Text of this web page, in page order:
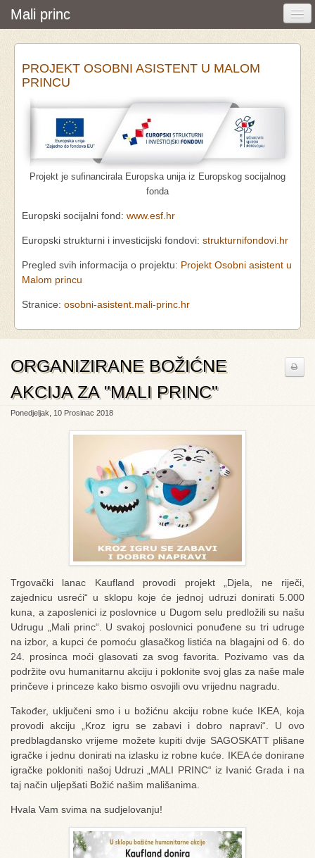
Mali princ
Početna
Vijesti i događanja
Udruga
Pretraživanje
PROJEKT OSOBNI ASISTENT U MALOM
PRINCU
Projekt je sufinancirala Europska unija iz Europskog socijalnog
fonda
Europski socijalni fond: www.esf.hr
Europski strukturni i investicijski fondovi: strukturnifondovi.hr
Pregled svih informacija o projektu: Projekt Osobni asistent u
Malom princu
Stranice: osobni-asistent.mali-princ.hr
ORGANIZIRANE BOŽIĆNE
AKCIJA ZA "MALI PRINC"
Ponedjeljak, 10 Prosinac 2018
Trgovački lanac Kaufland provodi projekt „Djela, ne riječi,
zajednicu usreći“ u sklopu koje će jednoj udruzi donirati 5.000
kuna, a zaposlenici iz poslovnice u Dugom selu predložili su našu
Udrugu „Mali princ“. U svakoj poslovnici ponuđene su tri udruge
na izbor, a kupci će pomoću glasačkog listića na blagajni od 6. do
24. prosinca moći glasovati za svog favorita. Pozivamo vas da
podržite ovu humanitarnu akciju i poklonite svoj glas za naše male
prinčeve i princeze kako bismo osvojili ovu vrijednu nagradu.
Također, uključeni smo i u božićnu akciju robne kuće IKEA, koja
provodi akciju „Kroz igru se zabavi i dobro napravi“. U ovo
predblagdansko vrijeme možete kupiti dvije SAGOSKATT plišane
igračke i jednu donirati na izlasku iz robne kuće. IKEA će donirane
igračke pokloniti našoj Udruzi „MALI PRINC“ iz Ivanić Grada i na
taj način uljepšati Božić našim mališanima.
Hvala Vam svima na sudjelovanju!